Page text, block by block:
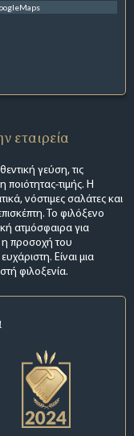
εταιρεία
γεύση, τις
ποιότητας-τιμής. Η
νόστιμες σαλάτες και
Το φιλόξενο
ατμόσφαιρα για
η προσοχή του
Είναι μια
φιλοξενία.